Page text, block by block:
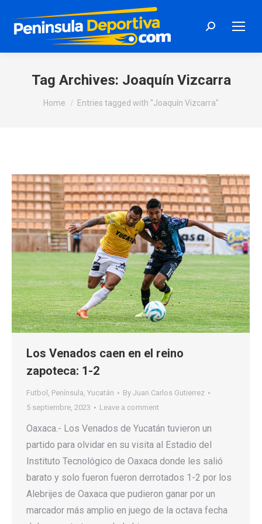
Search:
Tag Archives: Joaquín Vizcarra
You are here:
Home Entries tagged with "Joaquín Vizcarra"
Los Venados caen en el reino
zapoteca: 1-2
Futbol , Península, Yucatán By Juan Carlos Gutierrez
5 septiembre, 2023
Leave a comment
Oaxaca.- Los Venados de Yucatán tuvieron un
partido para olvidar en su visita al Estadio del
Instituto Tecnológico de Oaxaca donde les salió
barato y solo fueron fueron derrotados 1-2 por los
Alebrijes de Oaxaca que pudieron ganar por un
marcador más amplio en juego de la octava fecha